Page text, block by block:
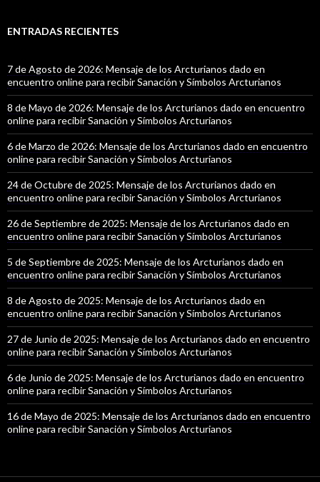
ENTRADAS RECIENTES
7 de Agosto de 2026: Mensaje de los Arcturianos dado en
encuentro online para recibir Sanación y Símbolos Arcturianos
8 de Mayo de 2026: Mensaje de los Arcturianos dado en encuentro
online para recibir Sanación y Símbolos Arcturianos
6 de Marzo de 2026: Mensaje de los Arcturianos dado en encuentro
online para recibir Sanación y Símbolos Arcturianos
24 de Octubre de 2025: Mensaje de los Arcturianos dado en
encuentro online para recibir Sanación y Símbolos Arcturianos
26 de Septiembre de 2025: Mensaje de los Arcturianos dado en
encuentro online para recibir Sanación y Símbolos Arcturianos
5 de Septiembre de 2025: Mensaje de los Arcturianos dado en
encuentro online para recibir Sanación y Símbolos Arcturianos
8 de Agosto de 2025: Mensaje de los Arcturianos dado en
encuentro online para recibir Sanación y Símbolos Arcturianos
27 de Junio de 2025: Mensaje de los Arcturianos dado en encuentro
online para recibir Sanación y Símbolos Arcturianos
6 de Junio de 2025: Mensaje de los Arcturianos dado en encuentro
online para recibir Sanación y Símbolos Arcturianos
16 de Mayo de 2025: Mensaje de los Arcturianos dado en encuentro
online para recibir Sanación y Símbolos Arcturianos